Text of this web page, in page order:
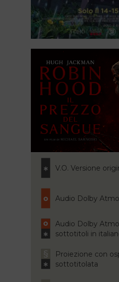
V.O. Versione
Audio Dolby
Audio Dolby
sottotitoli in
Proiezione con
sottotitolata